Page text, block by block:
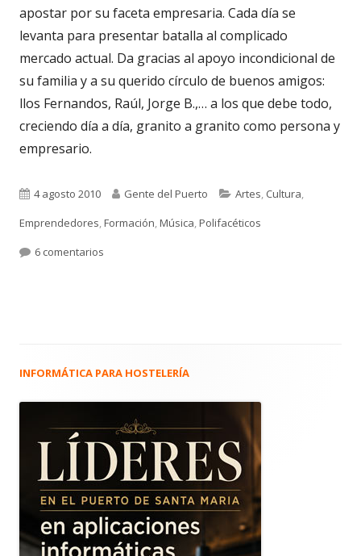
apostar por su faceta empresaria. Cada día se
levanta para presentar batalla al complicado
mercado actual. Da gracias al apoyo incondicional de
su familia y a su querido círculo de buenos amigos:
llos Fernandos, Raúl, Jorge B.,… a los que debe todo,
creciendo día a día, granito a granito como persona y
empresario.
Publicado
el
4 agosto 2010 Autor
Gente del Puerto Categorías
Artes, Cultura,
Emprendedores,Formación,Música,Polifacéticos
6 comentarios
Barra
principal
INFORMÁTICA PARA HOSTELERÍA